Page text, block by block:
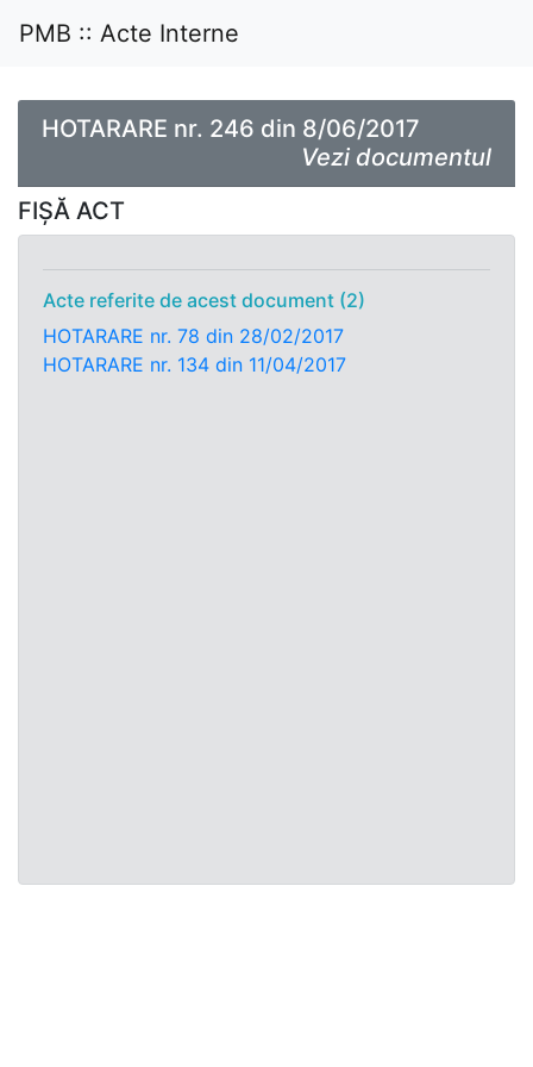
PMB :: Acte Interne
HOTARARE nr. 246 din 8/06/2017
Vezi documentul
FIȘĂ ACT
Acte referite de acest document (2)
HOTARARE nr. 78 din 28/02/2017
HOTARARE nr. 134 din 11/04/2017